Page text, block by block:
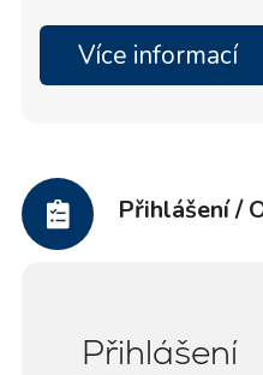
Více informací
Přihlášení /
Přihlášení